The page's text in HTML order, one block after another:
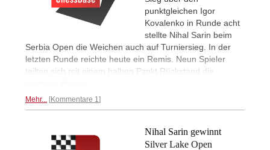
punktgleichen Igor
Kovalenko in Runde acht
stellte Nihal Sarin beim
Serbia Open die Weichen auch auf Turniersieg. In der
letzten Runde reichte heute ein Remis. Neun Spieler
teilten sich mit einem halben Pznkt Rückstand die
Mehr... Kommentare 1
Nihal Sarin gewinnt
Silver Lake Open